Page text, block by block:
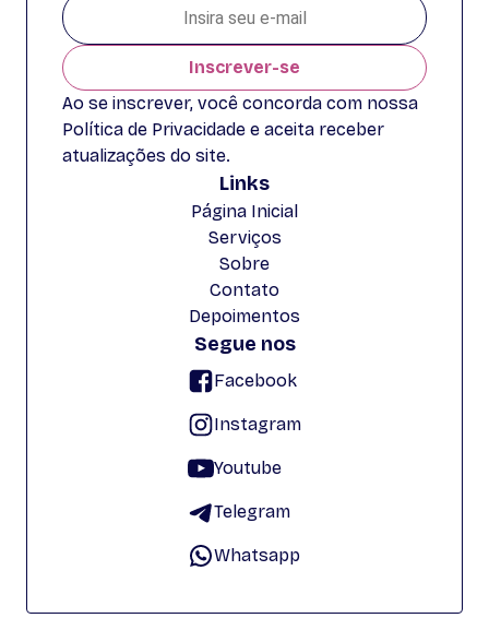
Inscrever-se
Ao se inscrever, você concorda com nossa
Política de Privacidade e aceita receber
atualizações do site.
Links
Página Inicial
Serviços
Sobre
Contato
Depoimentos
Segue nos
Facebook
Instagram
Youtube
Telegram
Whatsapp